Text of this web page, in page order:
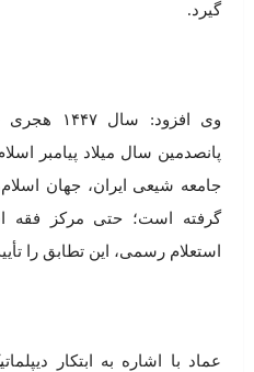
گیرد.
وی افزود:
پانصدمین سال میلاد پیامبر
جامعه شیعی ایران، جهان
گرفته است؛ حتی مرکز فقه
استعلام رسمی، این تطابق را
عماد با اشاره به ابتکار